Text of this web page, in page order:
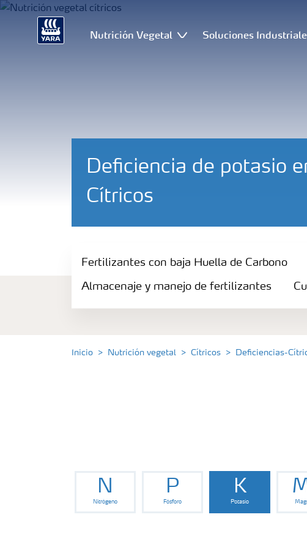
Nutrición Vegetal Soluciones
Deficiencia de potasio
Cítricos
Productos
Fertilizantes con baja Huella de Carbono
Almacenaje y manejo de fertilizantes
Inicio Nutrición vegetal Cítricos Deficiencias-
N
Nitrógeno
P
Fósforo
K
Potasio